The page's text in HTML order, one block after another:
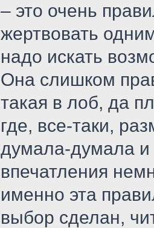
– это очень
жертвовать
надо искать
Она слишком
такая в лоб, да
где, все-таки,
думала-думала
впечатления
именно эта
выбор сделан,